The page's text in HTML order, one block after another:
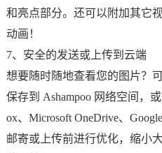
和亮点部分。还可以附加其它
动画！
7、安全的发送或上传到云端
想要随时随地查看您的图片？
保存到 Ashampoo 网络空间，
ox、Microsoft OneDrive、
邮寄或上传前进行优化，缩小大